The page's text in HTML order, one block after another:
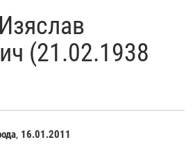
(21.02.1938
, 16.01.2011